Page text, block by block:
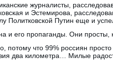
журналисты,
и Эстемирова,
Политковской Путин еще и
и его пропаганды. Они просты,
потому что 99% россиян
два километра… Милые